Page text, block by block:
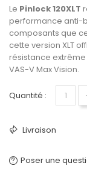
Le Pinlock 120XLT
performance anti-
composants que
cette version XLT
résistance
VAS-V Max Vision.
Quantité :
Livraison
Poser une